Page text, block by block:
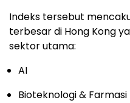
Indeks tersebut
terbesar di Hong Kong
sektor utama:
AI
Bioteknologi & Farmasi